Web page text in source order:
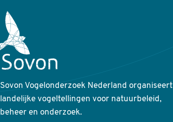
Sovon Vogelonderzoek Nederland organiseert
landelijke vogeltellingen voor natuurbeleid,
beheer en onderzoek.